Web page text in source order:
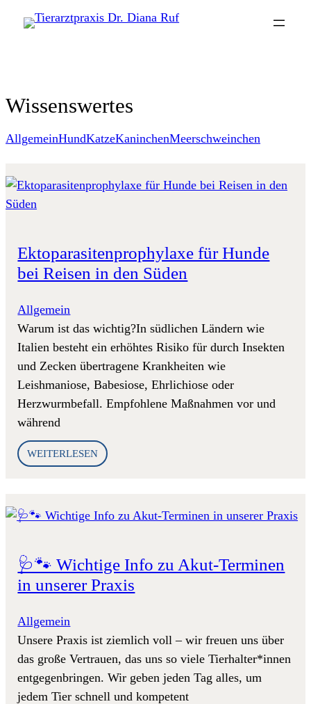
Zum
Inhalt
Wissenswertes
AllgemeinHundKatzeKaninchenMeerschweinchen
Ektoparasitenprophylaxe für Hunde
bei Reisen in den Süden
Allgemein
Warum ist das wichtig?In südlichen Ländern wie
Italien besteht ein erhöhtes Risiko für durch Insekten
und Zecken übertragene Krankheiten wie
Leishmaniose, Babesiose, Ehrlichiose oder
Herzwurmbefall. Empfohlene Maßnahmen vor und
während
WEITERLESEN
🩺🐾 Wichtige Info zu Akut-Terminen
in unserer Praxis
Allgemein
Unsere Praxis ist ziemlich voll – wir freuen uns über
das große Vertrauen, das uns so viele Tierhalter*innen
entgegenbringen. Wir geben jeden Tag alles, um
jedem Tier schnell und kompetent